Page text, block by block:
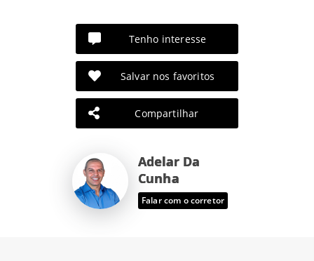
Tenho interesse
Salvar nos favoritos
Compartilhar
Adelar Da
Cunha
Falar com o corretor